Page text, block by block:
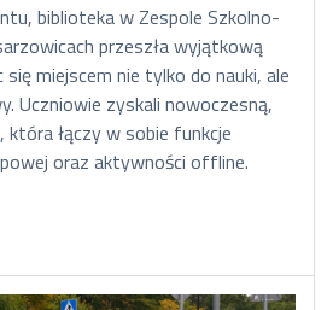
biblioteka w Zespole Szkolno-
przeszła wyjątkową
miejscem nie tylko do nauki, ale
Uczniowie zyskali nowoczesną,
łączy w sobie funkcje
oraz aktywności offline.